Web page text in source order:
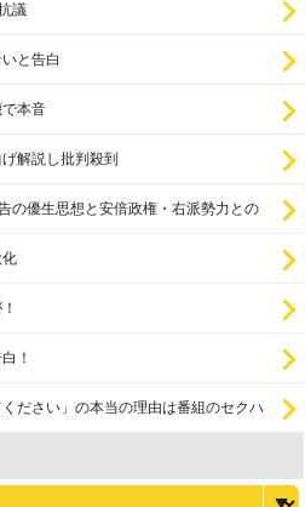
議
と告白
本音
解説し批判殺到
の優生思想と安倍政権・右派勢力との
！
ださい」の本当の理由は番組のセクハ